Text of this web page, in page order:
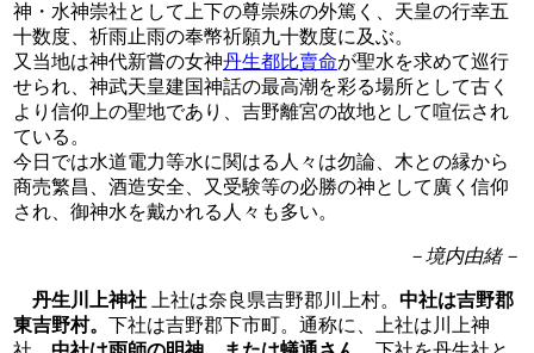
神・水神崇社として上下の尊崇殊の外篤く、天皇の行幸五
十数度、祈雨止雨の奉幣祈願九十数度に及ぶ。
又当地は神代新嘗の女神丹生都比賣命が聖水を求めて巡行
せられ、神武天皇建国神話の最高潮を彩る場所として古く
より信仰上の聖地であり、吉野離宮の故地として喧伝され
ている。
今日では水道電力等水に関はる人々は勿論、木との縁から
商売繁昌、酒造安全、又受験等の必勝の神として廣く信仰
され、御神水を戴かれる人々も多い。
－境内由緒－
丹生川上神社 上社は奈良県吉野郡川上村。 中社は吉野郡
東吉野村。 下社は吉野郡下市町。通称に、上社は川上神